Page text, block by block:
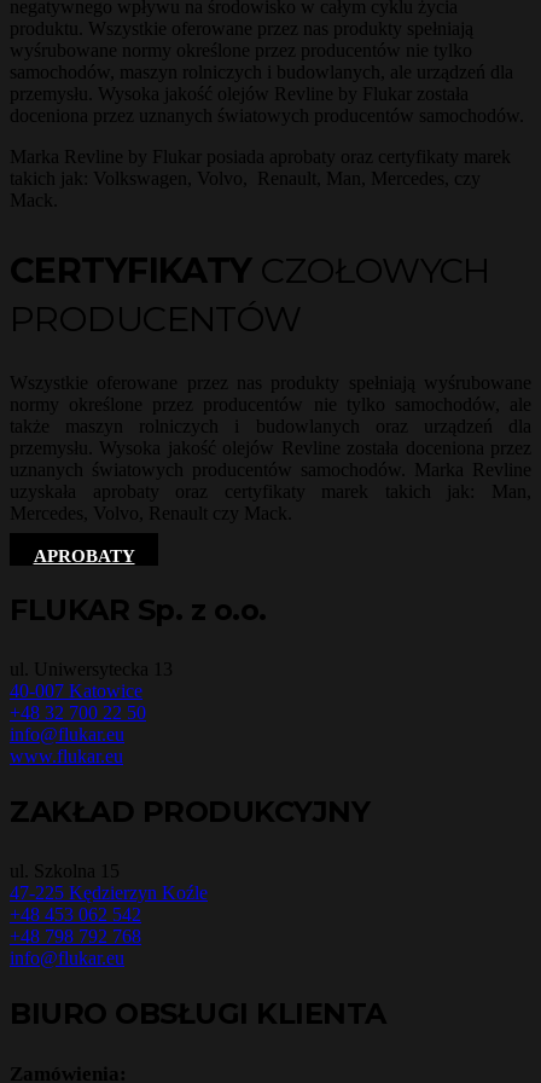
negatywnego wpływu na środowisko w całym cyklu życia
produktu. Wszystkie oferowane przez nas produkty spełniają
wyśrubowane normy określone przez producentów nie tylko
samochodów, maszyn rolniczych i budowlanych, ale urządzeń dla
przemysłu. Wysoka jakość olejów Revline by Flukar została
doceniona przez uznanych światowych producentów samochodów.
Marka Revline by Flukar posiada aprobaty oraz certyfikaty marek
takich jak: Volkswagen, Volvo, Renault, Man, Mercedes, czy
Mack.
CERTYFIKATYCZOŁOWYCH
PRODUCENTÓW
Wszystkie oferowane przez nas produkty spełniają wyśrubowane
normy określone przez producentów nie tylko samochodów, ale
także maszyn rolniczych i budowlanych oraz urządzeń dla
przemysłu. Wysoka jakość olejów Revline została doceniona przez
uznanych światowych producentów samochodów. Marka Revline
uzyskała aprobaty oraz certyfikaty marek takich jak: Man,
Mercedes, Volvo, Renault czy Mack.
APROBATY
FLUKAR Sp. z o.o.
ul. Uniwersytecka 13
40-007 Katowice
+48 32 700 22 50
info@flukar.eu
www.flukar.eu
ZAKŁAD PRODUKCYJNY
ul. Szkolna 15
47-225 Kędzierzyn Koźle
+48 453 062 542
+48 798 792 768
info@flukar.eu
BIURO OBSŁUGI KLIENTA
Zamówienia: